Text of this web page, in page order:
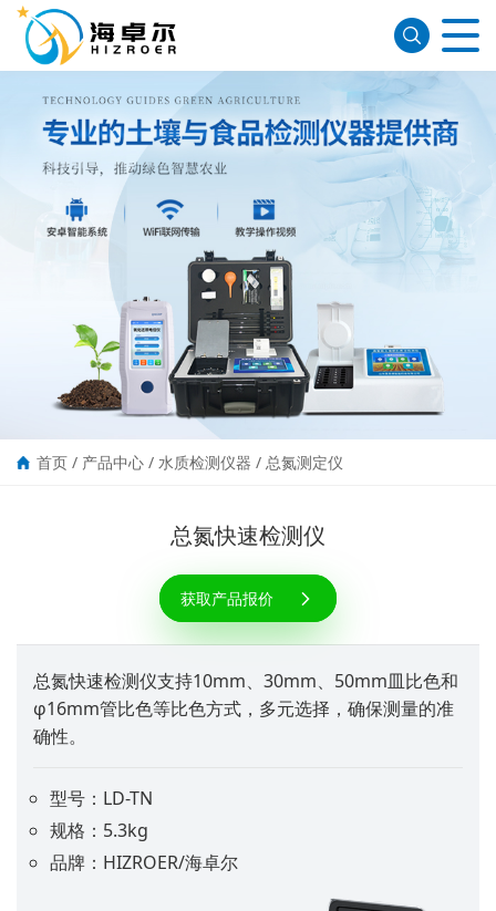
首页 / 产品中心 / 水质检测仪器 / 总氮测定仪
总氮快速检测仪
获取产品报价
总氮快速检测仪支持10mm、30mm、50mm皿比色和
φ16mm管比色等比色方式，多元选择，确保测量的准
确性。
型号：LD-TN
规格：5.3kg
品牌：HIZROER/海卓尔